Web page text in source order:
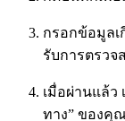
กรอกข้อมูลเ
รับการตรวจ
เมื่อผ่านแล้ว
ทาง” ของคุ